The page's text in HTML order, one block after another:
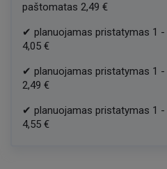
paštomatas 2,49 €
✔ planuojamas pristatymas 1 -
4,05 €
✔ planuojamas pristatymas 1 -
2,49 €
✔ planuojamas pristatymas 1 -
4,55 €